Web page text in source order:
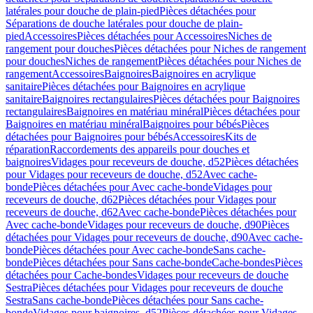
latérales pour douche de plain-piedPièces détachées pour
Séparations de douche latérales pour douche de plain-
piedAccessoiresPièces détachées pour AccessoiresNiches de
rangement pour douchesPièces détachées pour Niches de rangement
pour douchesNiches de rangementPièces détachées pour Niches de
rangementAccessoiresBaignoiresBaignoires en acrylique
sanitairePièces détachées pour Baignoires en acrylique
sanitaireBaignoires rectangulairesPièces détachées pour Baignoires
rectangulairesBaignoires en matériau minéralPièces détachées pour
Baignoires en matériau minéralBaignoires pour bébésPièces
détachées pour Baignoires pour bébésAccessoiresKits de
réparationRaccordements des appareils pour douches et
baignoiresVidages pour receveurs de douche, d52Pièces détachées
pour Vidages pour receveurs de douche, d52Avec cache-
bondePièces détachées pour Avec cache-bondeVidages pour
receveurs de douche, d62Pièces détachées pour Vidages pour
receveurs de douche, d62Avec cache-bondePièces détachées pour
Avec cache-bondeVidages pour receveurs de douche, d90Pièces
détachées pour Vidages pour receveurs de douche, d90Avec cache-
bondePièces détachées pour Avec cache-bondeSans cache-
bondePièces détachées pour Sans cache-bondeCache-bondesPièces
détachées pour Cache-bondesVidages pour receveurs de douche
SestraPièces détachées pour Vidages pour receveurs de douche
SestraSans cache-bondePièces détachées pour Sans cache-